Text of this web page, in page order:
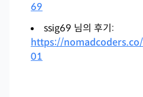
69
ssig69 님의 후기:
https://
01